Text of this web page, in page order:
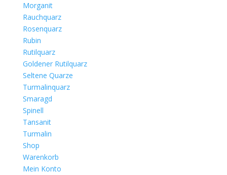
Morganit
Rauchquarz
Rosenquarz
Rubin
Rutilquarz
Goldener Rutilquarz
Seltene Quarze
Turmalinquarz
Smaragd
Spinell
Tansanit
Turmalin
Shop
Warenkorb
Mein Konto